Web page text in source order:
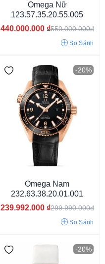
Omega Nữ
123.57.35.20.55.005
440.000.000 ₫550.000.000đ
So Sánh
-20%
Omega Nam
232.63.38.20.01.001
239.992.000 ₫299.990.000đ
So Sánh
-20%